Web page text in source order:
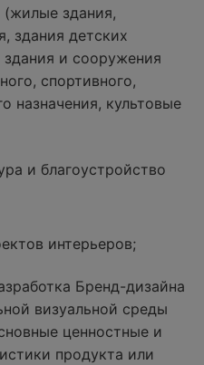
(жилые здания,
здания детских
и сооружения
спортивного,
назначения, культовые
и благоустройство
интерьеров;
Бренд-дизайна
визуальной среды
ценностные и
продукта или